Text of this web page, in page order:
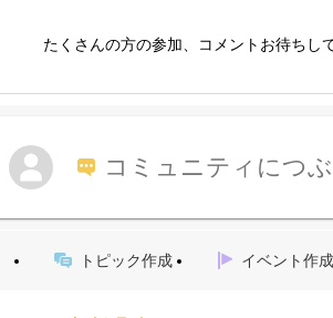
たくさんの方の参加、コメントお待ちし
コミュニティにつ
トピック作成 イベント作成